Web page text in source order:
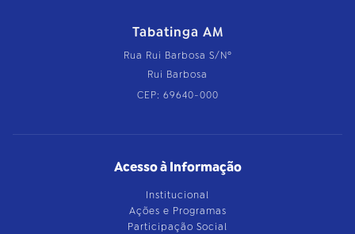
Tabatinga AM
Rua Rui Barbosa S/Nº
Rui Barbosa
CEP: 69640-000
Acesso à Informação
Institucional
Ações e Programas
Participação Social